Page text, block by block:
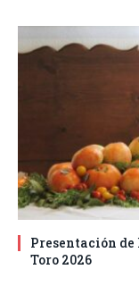
Presentación de
Toro 2026